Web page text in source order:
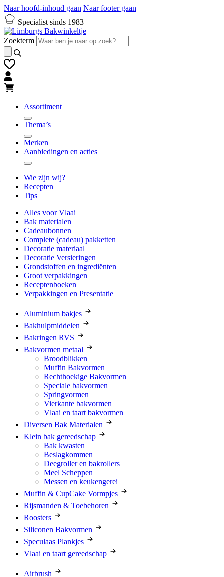
Naar hoofd-inhoud gaan Naar footer gaan
Specialist sinds 1983
Zoekterm
Assortiment
Thema’s
Merken
Aanbiedingen en acties
Wie zijn wij?
Recepten
Tips
Alles voor Vlaai
Bak materialen
Cadeaubonnen
Complete (cadeau) pakketten
Decoratie materiaal
Decoratie Versieringen
Grondstoffen en ingrediënten
Groot verpakkingen
Receptenboeken
Verpakkingen en Presentatie
Aluminium bakjes
Bakhulpmiddelen
Bakringen RVS
Bakvormen metaal
Broodblikken
Muffin Bakvormen
Rechthoekige Bakvormen
Speciale bakvormen
Springvormen
Vierkante bakvormen
Vlaai en taart bakvormen
Diversen Bak Materialen
Klein bak gereedschap
Bak kwasten
Beslagkommen
Deegroller en bakrollers
Meel Scheppen
Messen en keukengerei
Muffin & CupCake Vormpjes
Rijsmanden & Toebehoren
Roosters
Siliconen Bakvormen
Speculaas Plankjes
Vlaai en taart gereedschap
Airbrush